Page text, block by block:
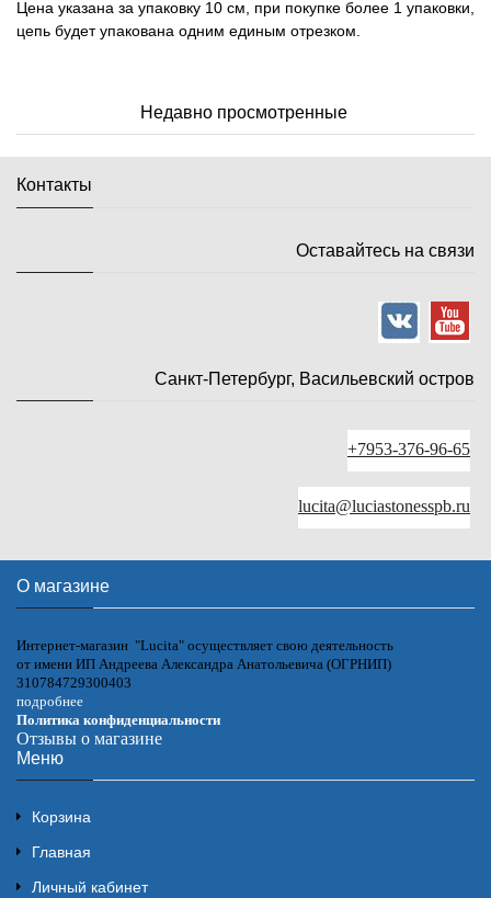
Цена указана за упаковку 10 см, при покупке более 1 упаковки,
цепь будет упакована одним единым отрезком.
Недавно просмотренные
Контакты
Оставайтесь на связи
Санкт-Петербург, Васильевский остров
+7953-376-96-65
lucita@luciastonesspb.ru
О магазине
Интернет-магазин "Lucita" осуществляет свою деятельность
от имени ИП Андреева Александра Анатольевича (ОГРНИП)
310784729300403
подробнее
Политика конфиденциальности
Отзывы о магазине
Меню
Корзина
Главная
Личный кабинет